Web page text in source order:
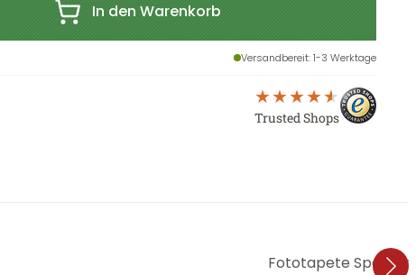
In den Warenkorb
Versandbereit: 1-3 Werktage
Trusted Shops
Fototapete Spa